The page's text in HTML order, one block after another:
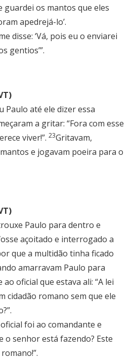
guardei os mantos que eles
apedrejá-lo’.
disse: ‘Vá, pois eu o enviarei
gentios’”.
Paulo até ele dizer essa
a gritar: “Fora com esse
viver!”. 23Gritavam,
e jogavam poeira para o
Paulo para dentro e
açoitado e interrogado a
que a multidão tinha ficado
amarravam Paulo para
oficial que estava ali: “A lei
cidadão romano sem que ele
foi ao comandante e
o senhor está fazendo? Este